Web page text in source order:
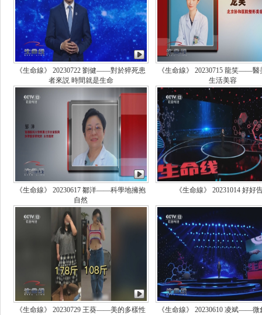
《生命線》 20230722 劉健——對於猝死患
者來説 時間就是生命
《生命線》 20230715 龍笑——醫
生活美容
《生命線》 20230617 鄒洋——科學地擁抱
自然
《生命線》 20231014 好好
《生命線》 20230729 王葵——美的多樣性
《生命線》 20230610 凌斌——微